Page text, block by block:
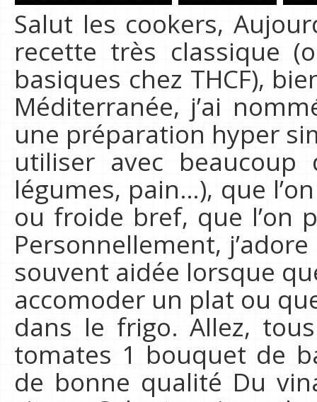
Salut les cookers,
recette très classique
basiques chez THCF),
Méditerranée, j’ai
une préparation hyper
utiliser avec beaucoup
légumes, pain…), que
ou froide bref, que l’on
Personnellement,
souvent aidée lorsque
accomoder un plat ou
dans le frigo. Allez,
tomates 1 bouquet de
de bonne qualité Du